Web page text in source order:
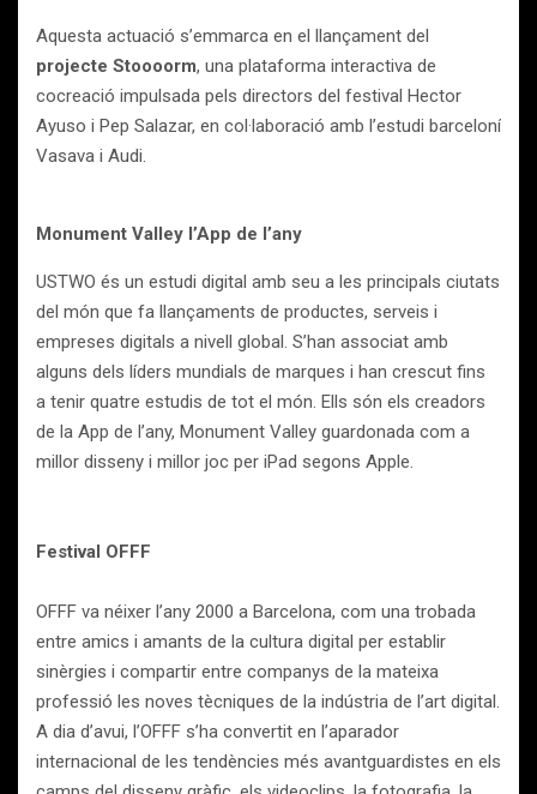
Aquesta actuació s’emmarca en el llançament del
projecte Stoooorm, una plataforma interactiva de
cocreació impulsada pels directors del festival Hector
Ayuso i Pep Salazar, en col·laboració amb l’estudi barceloní
Vasava i Audi.
Monument Valley l’App de l’any
USTWO és un estudi digital amb seu a les principals ciutats
del món que fa llançaments de productes, serveis i
empreses digitals a nivell global. S’han associat amb
alguns dels líders mundials de marques i han crescut fins
a tenir quatre estudis de tot el món. Ells són els creadors
de la App de l’any, Monument Valley guardonada com a
millor disseny i millor joc per iPad segons Apple.
Festival OFFF
OFFF va néixer l’any 2000 a Barcelona, com una trobada
entre amics i amants de la cultura digital per establir
sinèrgies i compartir entre companys de la mateixa
professió les noves tècniques de la indústria de l’art digital.
A dia d’avui, l’OFFF s’ha convertit en l’aparador
internacional de les tendències més avantguardistes en els